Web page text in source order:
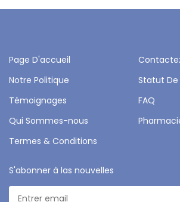
Page D'accueil
Notre Politique
Statut
Témoignages
FAQ
Qui Sommes-nous
Termes & Conditions
S'abonner à las nouvelles